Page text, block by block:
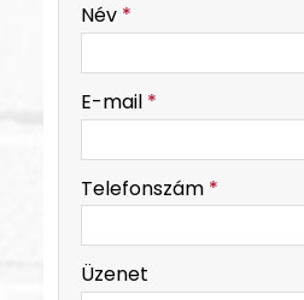
-
Név *
E-mail *
Telefonszám *
Üzenet